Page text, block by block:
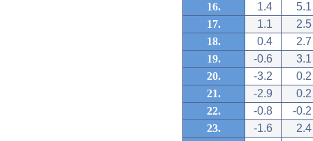
16.
1.4
5.1
17.
1.1
2.5
18.
0.4
2.7
19.
-0.6
3.1
20.
-3.2
0.2
21.
-2.9
0.2
22.
-0.8
-0.2
23.
-1.6
2.4